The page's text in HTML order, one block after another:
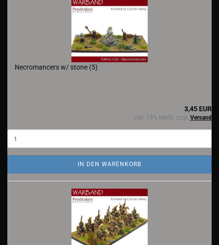
Necromancers w/ stone (5)
3,45 EUR
inkl. 19% MwSt. zzgl. Versand
IN DEN WARENKORB